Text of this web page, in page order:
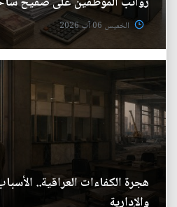
الخميس 06 آب 2026
هجرة الكفاءات العراقية..